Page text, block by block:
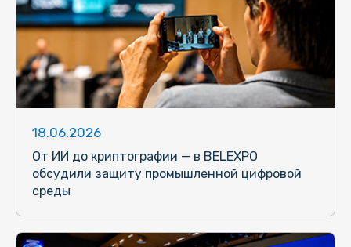
18.06.2026
От ИИ до криптографии — в BELEXPO
обсудили защиту промышленной цифровой
среды